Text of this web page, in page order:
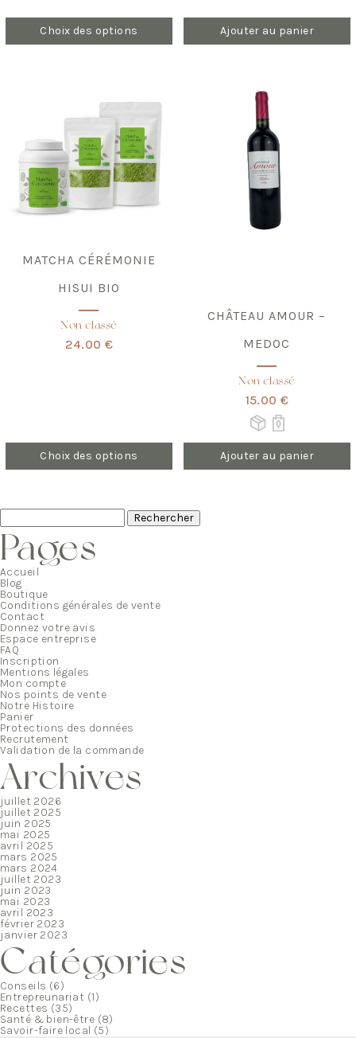
Choix des options Ajouter au panier
MATCHA CÉRÉMONIE
HISUI BIO
Non classé
24.00 €
Choix des options
options
peuvent
être
choisies
page
CHÂTEAU AMOUR –
MEDOC
Non classé
15.00 €
Ajouter au panier
Rechercher :
Pages
Accueil
Blog
Boutique
Conditions générales de vente
Contact
Donnez votre avis
Espace entreprise
FAQ
Inscription
Mentions légales
Mon compte
Nos points de vente
Notre Histoire
Panier
Protections des données
Recrutement
Validation de la commande
Archives
juillet 2026
juillet 2025
juin 2025
mai 2025
avril 2025
mars 2025
mars 2024
juillet 2023
juin 2023
mai 2023
avril 2023
février 2023
janvier 2023
Catégories
Conseils (6)
Entrepreunariat (1)
Recettes (35)
Santé & bien-être (8)
Savoir-faire local (5)